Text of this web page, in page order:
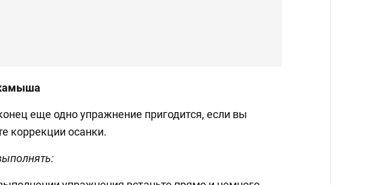
еще одно упражнение пригодится, если вы
коррекции осанки.